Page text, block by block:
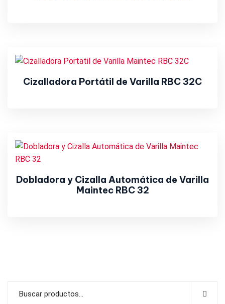
Cizalladora Portátil de Varilla RBC 32C
Dobladora y Cizalla Automática de Varilla
Maintec RBC 32